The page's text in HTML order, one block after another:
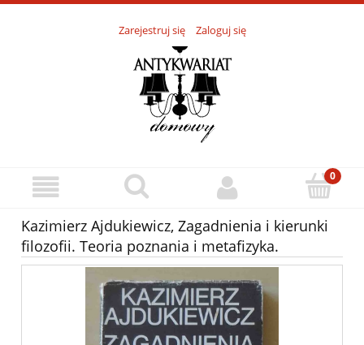
Zarejestruj się Zaloguj się
Kazimierz Ajdukiewicz, Zagadnienia i kierunki
filozofii. Teoria poznania i metafizyka.